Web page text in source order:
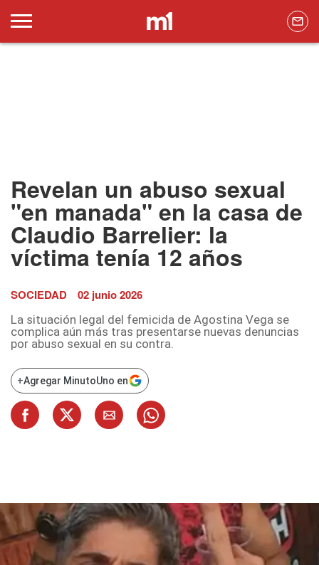
Revelan un abuso sexual
"en manada" en la casa de
Claudio Barrelier: la
víctima tenía 12 años
SOCIEDAD 02 junio 2026
La situación legal del femicida de Agostina Vega se
complica aún más tras presentarse nuevas denuncias
por abuso sexual en su contra.
+Agregar MinutoUno en